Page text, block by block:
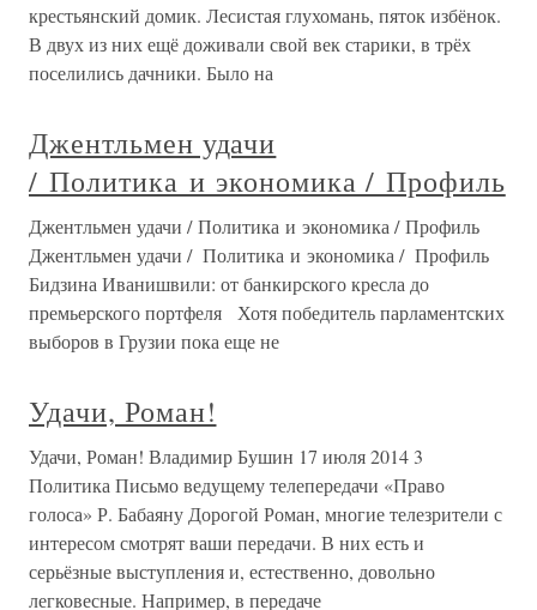
крестьянский домик. Лесистая глухомань, пяток избёнок.
В двух из них ещё доживали свой век старики, в трёх
поселились дачники. Было на
Джентльмен удачи
/ Политика и экономика / Профиль
Джентльмен удачи / Политика и экономика / Профиль
Джентльмен удачи / Политика и экономика / Профиль
Бидзина Иванишвили: от банкирского кресла до
премьерского портфеля Хотя победитель парламентских
выборов в Грузии пока еще не
Удачи, Роман!
Удачи, Роман! Владимир Бушин 17 июля 2014 3
Политика Письмо ведущему телепередачи «Право
голоса» Р. Бабаяну Дорогой Роман, многие телезрители с
интересом смотрят ваши передачи. В них есть и
серьёзные выступления и, естественно, довольно
легковесные. Например, в передаче